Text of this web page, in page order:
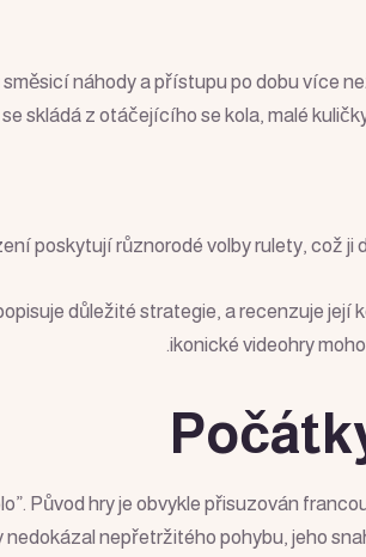
náhody a přístupu po dobu více
skládá z otáčejícího se kola, malé
poskytují různorodé volby rulety, což
důležité strategie, a recenzuje její
ikonické videohry
Původ hry je obvykle přisuzován
nepřetržitého pohybu, jeho